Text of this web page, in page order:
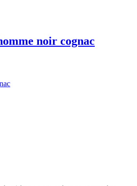
noir cognac